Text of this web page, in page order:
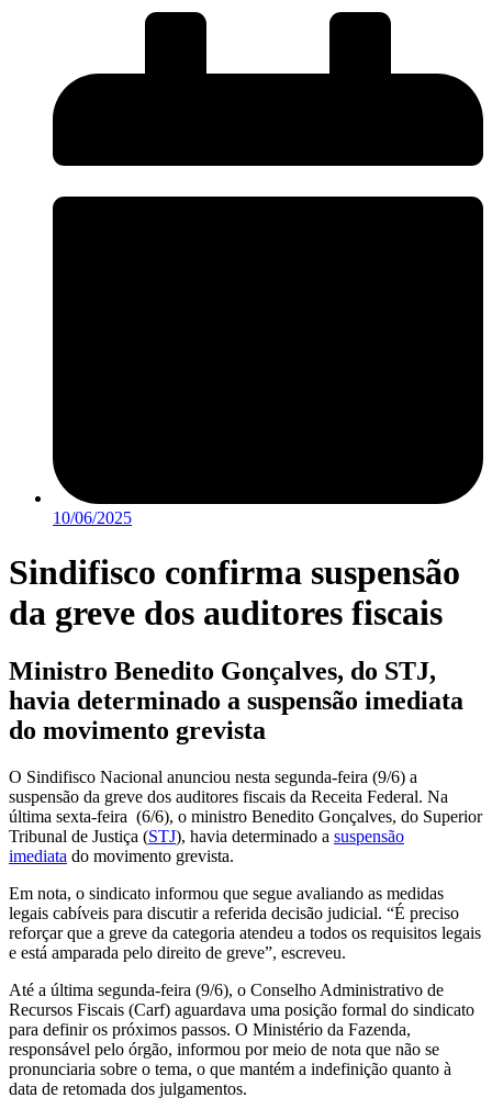
10/06/2025
Sindifisco confirma suspensão
da greve dos auditores fiscais
Ministro Benedito Gonçalves, do STJ,
havia determinado a suspensão imediata
do movimento grevista
O Sindifisco Nacional anunciou nesta segunda-feira (9/6) a
suspensão da greve dos auditores fiscais da Receita Federal. Na
última sexta-feira (6/6), o ministro Benedito Gonçalves, do Superior
Tribunal de Justiça (STJ), havia determinado a suspensão
imediata do movimento grevista.
Em nota, o sindicato informou que segue avaliando as medidas
legais cabíveis para discutir a referida decisão judicial. “É preciso
reforçar que a greve da categoria atendeu a todos os requisitos legais
e está amparada pelo direito de greve”, escreveu.
Até a última segunda-feira (9/6), o Conselho Administrativo de
Recursos Fiscais (Carf) aguardava uma posição formal do sindicato
para definir os próximos passos. O Ministério da Fazenda,
responsável pelo órgão, informou por meio de nota que não se
pronunciaria sobre o tema, o que mantém a indefinição quanto à
data de retomada dos julgamentos.